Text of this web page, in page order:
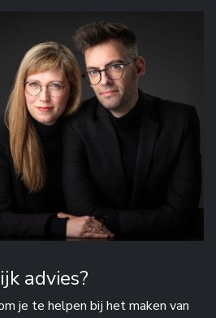
advies?
je te helpen bij het maken van